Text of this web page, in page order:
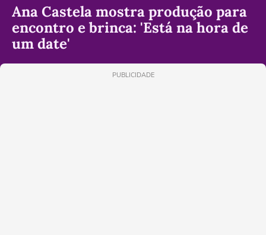
Ana Castela mostra produção para
encontro e brinca: 'Está na hora de
um date'
PUBLICIDADE